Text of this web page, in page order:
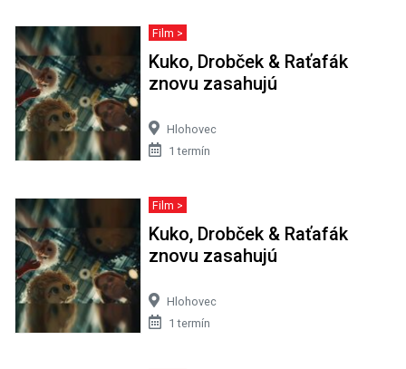
Film >
Kuko, Drobček & Raťafák
znovu zasahujú
Hlohovec
1 termín
Film >
Kuko, Drobček & Raťafák
znovu zasahujú
Hlohovec
1 termín